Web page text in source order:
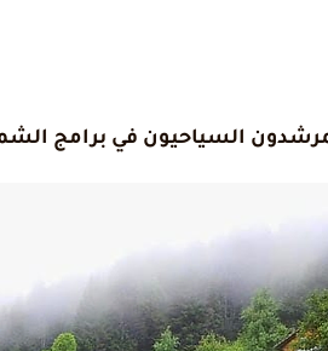
السياحيون في برامج